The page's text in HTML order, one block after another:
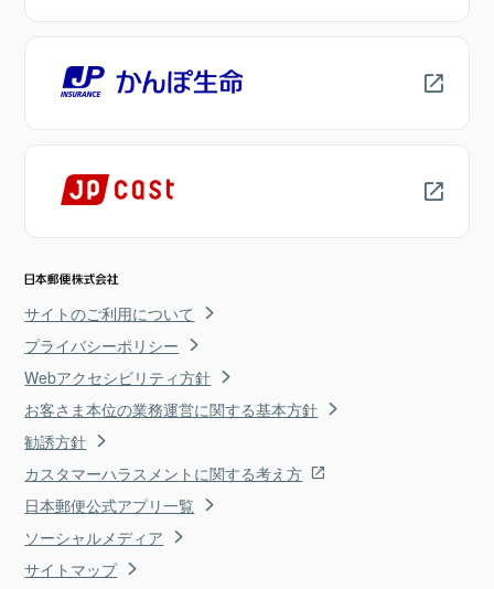
サイトのご利用について
プライバシーポリシー
Webアクセシビリティ方針
お客さま本位の業務運営に関する基本方針
勧誘方針
カスタマーハラスメントに関する考え方
日本郵便公式アプリ一覧
ソーシャルメディア
サイトマップ